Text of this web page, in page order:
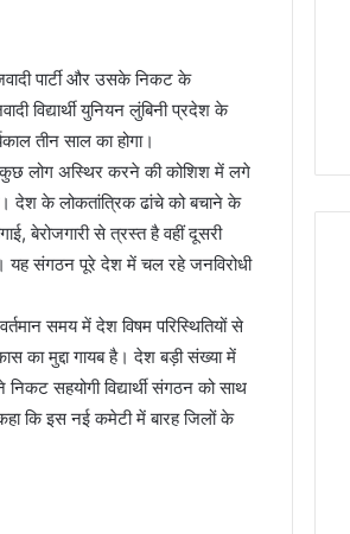
पार्टी और उसके निकट के
विद्यार्थी युनियन लुंबिनी प्रदेश के
तीन साल का होगा।
कुछ लोग अस्थिर करने की कोशिश में लगे
देश के लोकतांत्रिक ढांचे को बचाने के
बेरोजगारी से त्रस्त है वहीं दूसरी
यह संगठन पूरे देश में चल रहे जनविरोधी
समय में देश विषम परिस्थितियों से
का मुद्दा गायब है। देश बड़ी संख्या में
सहयोगी विद्यार्थी संगठन को साथ
कि इस नई कमेटी में बारह जिलों के